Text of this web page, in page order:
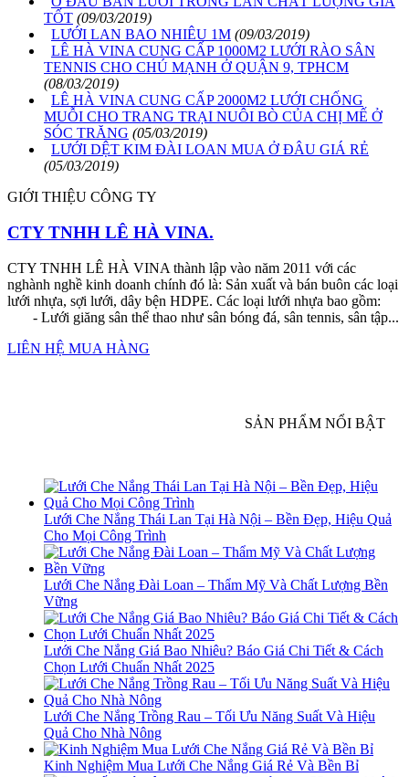
TỐT (09/03/2019)
LƯỚI LAN BAO NHIÊU 1M (09/03/2019)
LÊ HÀ VINA CUNG CẤP 1000M2 LƯỚI RÀO SÂN
TENNIS CHO CHÚ MẠNH Ở QUẬN 9, TPHCM
(08/03/2019)
LÊ HÀ VINA CUNG CẤP 2000M2 LƯỚI CHỐNG
MUỖI CHO TRANG TRẠI NUÔI BÒ CỦA CHỊ MẾ Ở
SÓC TRĂNG (05/03/2019)
LƯỚI DỆT KIM ĐÀI LOAN MUA Ở ĐÂU GIÁ RẺ
(05/03/2019)
GIỚI THIỆU CÔNG TY
CTY TNHH LÊ HÀ VINA.
CTY TNHH LÊ HÀ VINA thành lập vào năm 2011 với các
nghành nghề kinh doanh chính đó là: Sản xuất và bán buôn các loại
lưới nhựa, sợi lưới, dây bện HDPE. Các loại lưới nhựa bao gồm:
- Lưới giăng sân thể thao như sân bóng đá, sân tennis, sân tập...
LIÊN HỆ MUA HÀNG
SẢN PHẨM NỔI BẬT
Lưới Che Nắng Thái Lan Tại Hà Nội – Bền Đẹp, Hiệu Quả
Cho Mọi Công Trình
Lưới Che Nắng Đài Loan – Thẩm Mỹ Và Chất Lượng Bền
Vững
Lưới Che Nắng Giá Bao Nhiêu? Báo Giá Chi Tiết & Cách
Chọn Lưới Chuẩn Nhất 2025
Lưới Che Nắng Trồng Rau – Tối Ưu Năng Suất Và Hiệu
Quả Cho Nhà Nông
Kinh Nghiệm Mua Lưới Che Nắng Giá Rẻ Và Bền Bỉ